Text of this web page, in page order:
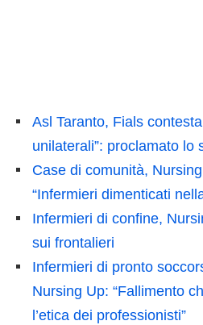
Asl Taranto, Fials
unilaterali”: proclamato lo
Case di comunità,
“Infermieri dimenticati
Infermieri di confine,
sui frontalieri
Infermieri di pronto
Nursing Up: “Fallimento
l’etica dei professionisti”